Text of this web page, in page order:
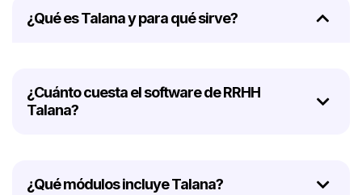
¿Qué es Talana y para qué sirve?
¿Cuánto cuesta el software de RRHH
Talana?
¿Qué módulos incluye Talana?